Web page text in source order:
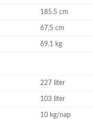
185.5 cm
67.5 cm
69.1 kg
227 liter
103 liter
10 kg/nap